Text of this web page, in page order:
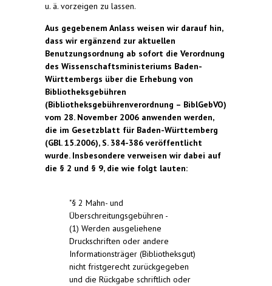
u. ä. vorzeigen zu lassen.
Aus gegebenem Anlass weisen wir darauf hin,
dass wir ergänzend zur aktuellen
Benutzungsordnung ab sofort die Verordnung
des Wissenschaftsministeriums Baden-
Württembergs über die Erhebung von
Bibliotheksgebühren
(Bibliotheksgebührenverordnung – BiblGebVO)
vom 28. November 2006 anwenden werden,
die im Gesetzblatt für Baden-Württemberg
(GBl. 15.2006), S. 384-386 veröffentlicht
wurde. Insbesondere verweisen wir dabei auf
die § 2 und § 9, die wie folgt lauten:
"§ 2 Mahn- und
Überschreitungsgebühren -
(1) Werden ausgeliehene
Druckschriften oder andere
Informationsträger (Bibliotheksgut)
nicht fristgerecht zurückgegeben
und die Rückgabe schriftlich oder